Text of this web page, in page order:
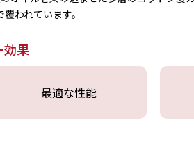
われています。
効果
最適な性能